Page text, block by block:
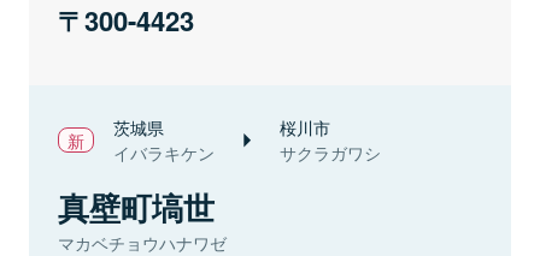
300-4423
茨城県
イバラキケン
桜川市
サクラガワシ
真壁町塙世
マカベチョウハナワゼ